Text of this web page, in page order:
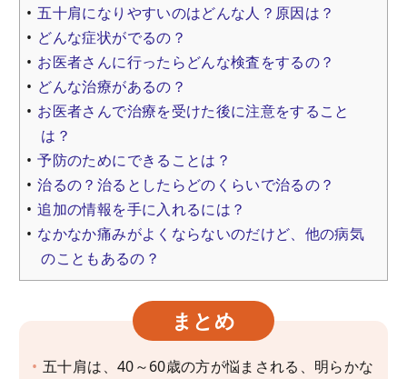
五十肩になりやすいのはどんな人？原因は？
どんな症状がでるの？
お医者さんに行ったらどんな検査をするの？
どんな治療があるの？
お医者さんで治療を受けた後に注意をすること
は？
予防のためにできることは？
治るの？治るとしたらどのくらいで治るの？
追加の情報を手に入れるには？
なかなか痛みがよくならないのだけど、他の病気
のこともあるの？
まとめ
五十肩は、40～60歳の方が悩まされる、明らかな